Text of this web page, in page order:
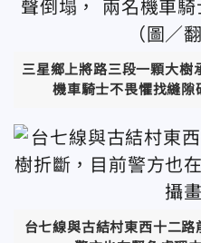
三星鄉上將路三段一顆大樹
機車騎士不畏懼找縫隙
台七線與古結村東西十二